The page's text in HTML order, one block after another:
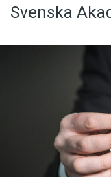
Skrivtips
Anmäl till
Föreslå nyord
Annonsera
Svenska